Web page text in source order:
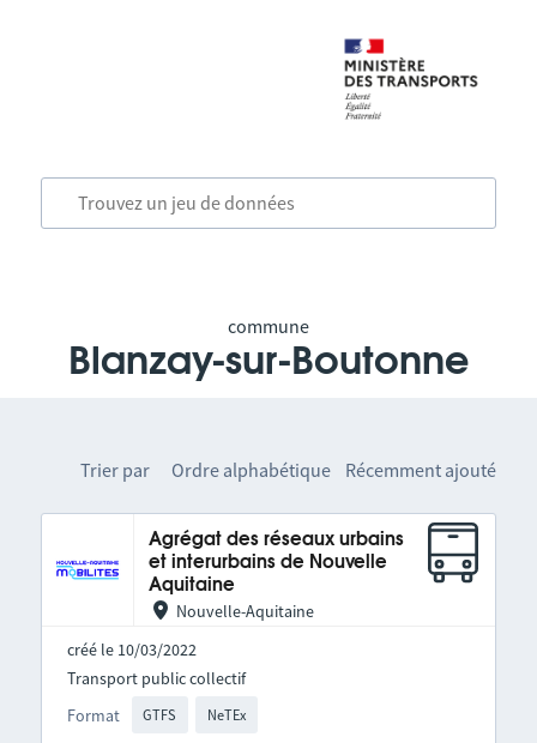
commune
Blanzay-sur-Boutonne
Trier par Ordre alphabétique Récemment ajouté
Agrégat des réseaux urbains
et interurbains de Nouvelle
Aquitaine
Nouvelle-Aquitaine
créé le 10/03/2022
Format GTFS NeTEx
Transport public collectif